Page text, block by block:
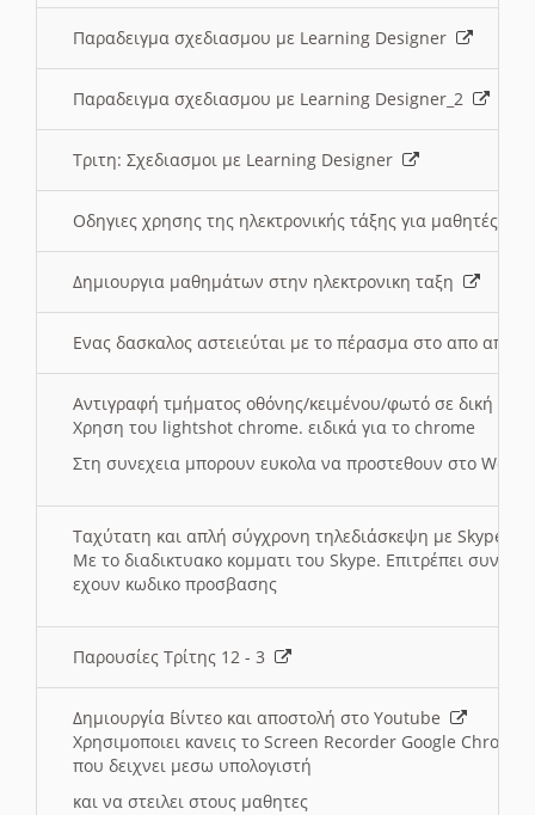
Παραδειγμα σχεδιασμου με Learning Designer
Παραδειγμα σχεδιασμου με Learning Designer_2
Τριτη: Σχεδιασμοι με Learning Designer
Οδηγιες χρησης της ηλεκτρονικής τάξης για μαθητές
Δημιουργια μαθημάτων στην ηλεκτρονικη ταξη
Ενας δασκαλος αστειεύται με το πέρασμα στο απο
Αντιγραφή τμήματος οθόνης/κειμένου/φωτό σε δική
Χρηση του lightshot chrome. ειδικά για το chrome
Στη συνεχεια μπορουν ευκολα να προστεθουν στο Word
Ταχύτατη και απλή σύγχρονη τηλεδιάσκεψη με Skype
Με το διαδικτυακο κομματι του Skype. Επιτρέπει
εχουν κωδικο προσβασης
Παρουσίες Τρίτης 12 - 3
Δημιουργία Βίντεο και αποστολή στο Youtube
Χρησιμοποιει κανεις το Screen Recorder Google Chrome
που δειχνει μεσω υπολογιστή
και να στειλει στους μαθητες